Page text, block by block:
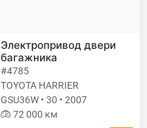
Электропривод двери
багажника
#4785
TOYOTA HARRIER
GSU36W • 30 • 2007
72 000 км